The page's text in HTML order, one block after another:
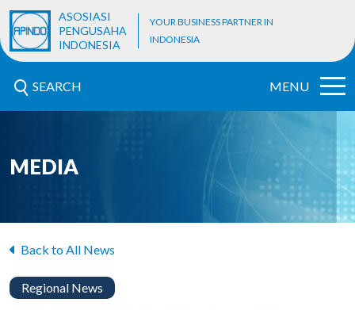
ASOSIASI
PENGUSAHA
INDONESIA
YOUR BUSINESS PARTNER IN
INDONESIA
SEARCH MENU
MEDIA
Back to All News
Regional News